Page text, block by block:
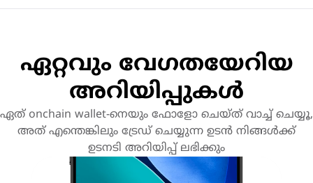
ഏറ്റവും വേഗതയേറിയ
അറിയിപ്പുകൾ
ഏത് onchain wallet-നെയും ഫോളോ ചെയ്ത് വാച്ച് ചെയ്യൂ,
അത് എന്തെങ്കിലും ട്രേഡ് ചെയ്യുന്ന ഉടൻ നിങ്ങൾക്ക്
ഉടനടി അറിയിപ്പ് ലഭിക്കും